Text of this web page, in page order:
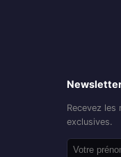
Recevez
exclusives.